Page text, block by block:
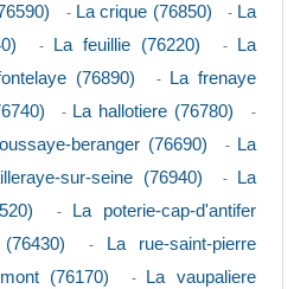
- La crique (76850) - La
- La feuillie (76220) -
La
(76890) -
La frenaye
- La hallotiere (76780) -
beranger (76690) - La
sur-seine (76940) -
La
-
La poterie-cap-d'antifer
-
La rue-saint-pierre
(76170) -
La vaupaliere